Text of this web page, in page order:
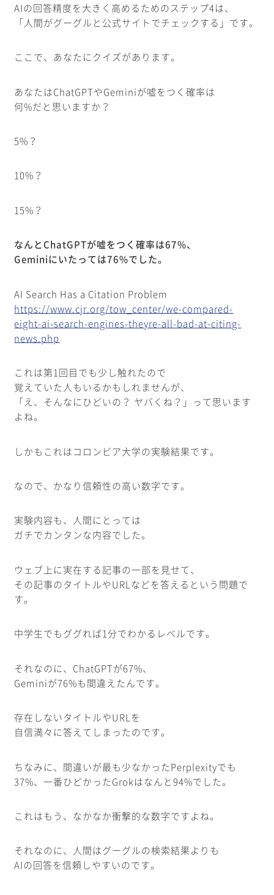
AIの回答精度を大きく高めるためのステップ4は、
「人間がグーグルと公式サイトでチェックする」です。
ここで、あなたにクイズがあります。
あなたはChatGPTやGeminiが嘘をつく確率は
何%だと思いますか？
5%？
10%？
15%？
なんとChatGPTが嘘をつく確率は67%、
Geminiにいたっては76%でした。
AI Search Has a Citation Problem
https://www.cjr.org/tow_center/we-compared-
eight-ai-search-engines-theyre-all-bad-at-citing-
news.php
これは第1回目でも少し触れたので
覚えていた人もいるかもしれませんが、
「え、そんなにひどいの？ ヤバくね？」って思います
よね。
しかもこれはコロンビア大学の実験結果です。
なので、かなり信頼性の高い数字です。
実験内容も、人間にとっては
ガチでカンタンな内容でした。
ウェブ上に実在する記事の一部を見せて、
その記事のタイトルやURLなどを答えるという問題で
す。
中学生でもググれば1分でわかるレベルです。
それなのに、ChatGPTが67%、
Geminiが76%も間違えたんです。
存在しないタイトルやURLを
自信満々に答えてしまったのです。
ちなみに、間違いが最も少なかったPerplexityでも
37%、一番ひどかったGrokはなんと94%でした。
これはもう、なかなか衝撃的な数字ですよね。
それなのに、人間はグーグルの検索結果よりも
AIの回答を信頼しやすいのです。